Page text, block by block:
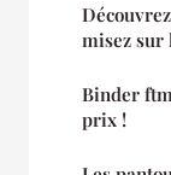
misez sur
Binder
prix !